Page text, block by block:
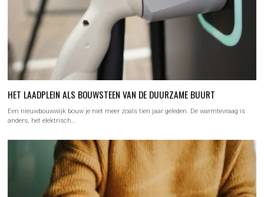
HET LAADPLEIN ALS BOUWSTEEN VAN DE DUURZAME BUURT
Een nieuwbouwwijk bouw je niet meer zoals tien jaar geleden. De warmtevraag is
anders, het elektrisch…